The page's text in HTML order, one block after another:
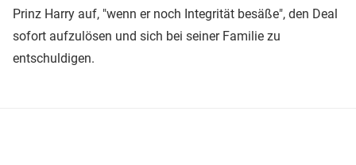
Prinz Harry auf, "wenn er noch Integrität besäße", den Deal
sofort aufzulösen und sich bei seiner Familie zu
entschuldigen.